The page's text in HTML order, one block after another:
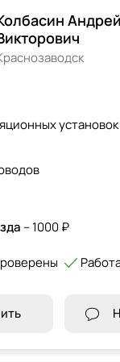
Андрей
установок
– 1000 ₽